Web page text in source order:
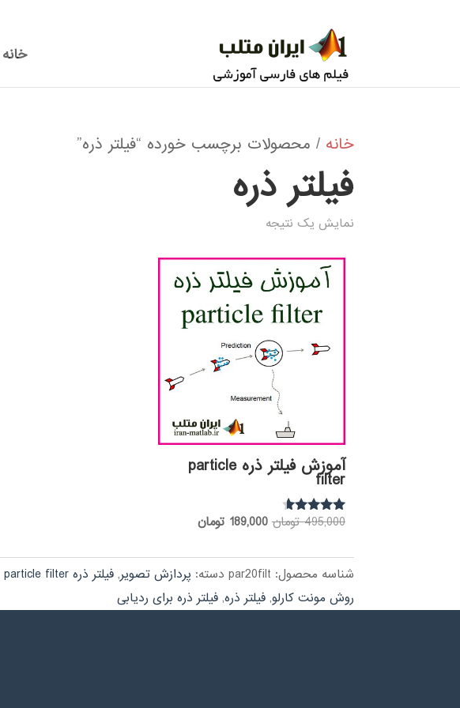
خانه
خانه / محصولات برچسب خورده “فیلتر ذره”
فیلتر ذره
نمایش یک نتیجه
آموزش فیلتر ذره particle
filter
نمره
495,000 تومان قیمت
495,000 تومان
بود.
189,000 تومان
189,000 تومان.
شناسه محصول: par20filt دسته: پردازش تصویر,فیلتر ذره particle filter
روش مونت کارلو,فیلتر ذره,فیلتر ذره برای ردیابی